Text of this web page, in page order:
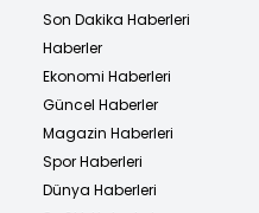
Son Dakika Haberleri
Haberler
Ekonomi Haberleri
Güncel Haberler
Magazin Haberleri
Spor Haberleri
Dünya Haberleri